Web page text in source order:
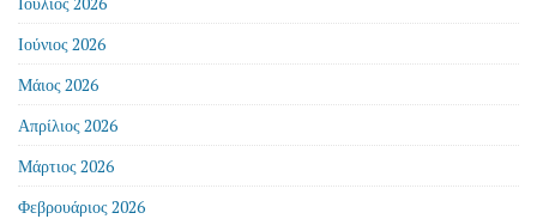
Ιούνιος 2026
Μάιος 2026
Απρίλιος 2026
Μάρτιος 2026
Φεβρουάριος 2026